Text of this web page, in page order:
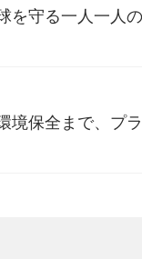
を守る一人一人
境保全まで、プ